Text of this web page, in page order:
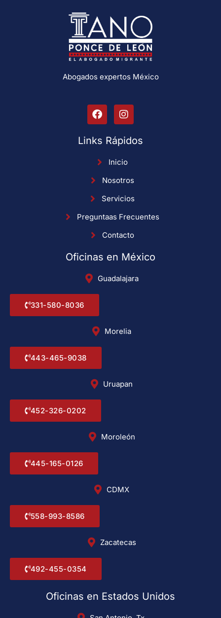
Abogados expertos México
Links Rápidos
Inicio
Nosotros
Servicios
Preguntaas Frecuentes
Contacto
Oficinas en México
Guadalajara
331-580-8036
Morelia
443-465-9038
Uruapan
452-326-0202
Moroleón
445-165-0126
CDMX
558-993-8586
Zacatecas
492-455-0354
Oficinas en Estados Unidos